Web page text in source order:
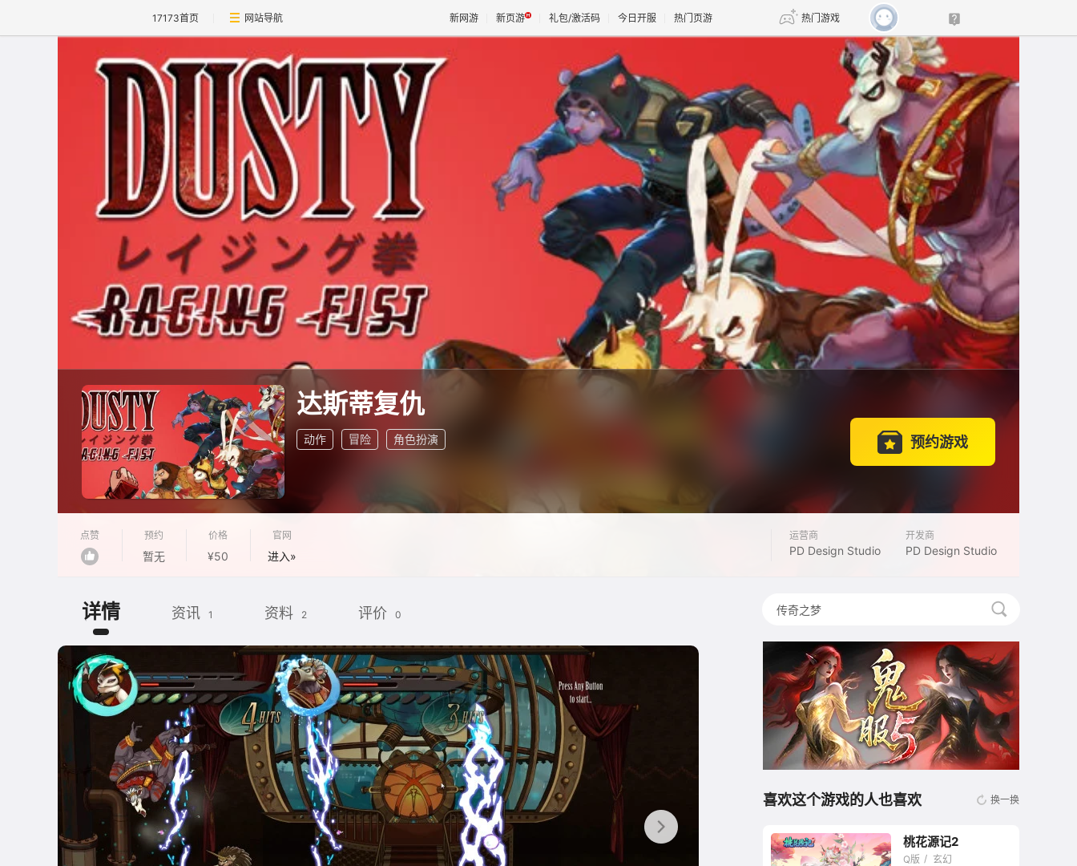
17173首页 网站导航 新网游 新页游 礼包/激活码 今日开服 热门页游 热门游戏
魔兽 DNF
天堂 剑网3旗舰版 新天龙八部
王权与自由 诛仙世界 新仙侠5
达斯蒂复仇
动作 冒险 角色扮演 预约游戏
点赞 预约
暂无
价格
¥50
官网
进入»
运营商
PD Design Studio
开发商
PD Design Studio
详情 资讯 1 资料 2 评价 0
喜欢这个游戏的人也喜欢 换一换
桃花源记2
Q版
玄幻